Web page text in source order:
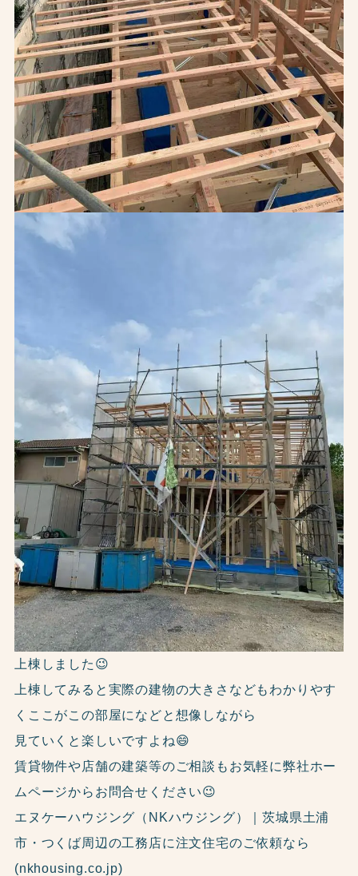
上棟しました😉
上棟してみると実際の建物の大きさなどもわかりやす
くここがこの部屋になどと想像しながら
見ていくと楽しいですよね😄
賃貸物件や店舗の建築等のご相談もお気軽に弊社ホー
ムページからお問合せください😉
エヌケーハウジング（NKハウジング）｜茨城県土浦
市・つくば周辺の工務店に注文住宅のご依頼なら
(nkhousing.co.jp)